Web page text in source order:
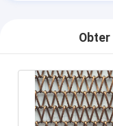
Obter